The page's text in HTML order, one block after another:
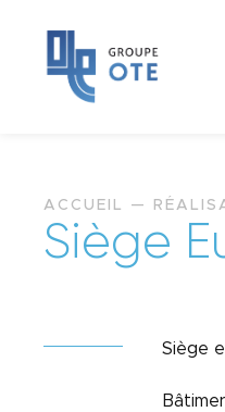
ACCUEIL —
Siège E
Siège